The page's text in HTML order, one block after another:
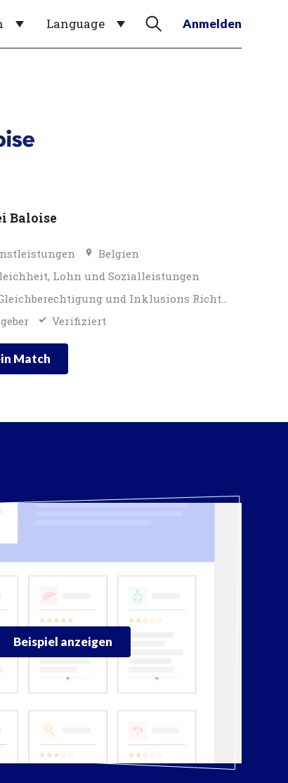
Language Anmelden
Baloise
Belgien
Lohn und Sozialleistungen
Verifiziert
Match
Beispiel anzeigen